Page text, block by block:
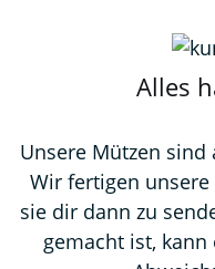
Alles
Unsere Mützen
Wir fertigen
sie dir dann zu
gemacht ist,